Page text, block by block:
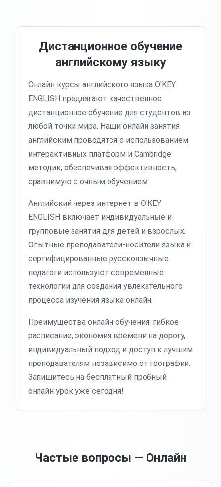
Дистанционное обучение
английскому языку
Онлайн курсы английского языка O'KEY
ENGLISH предлагают качественное
дистанционное обучение для студентов из
любой точки мира. Наши онлайн занятия
английским проводятся с использованием
интерактивных платформ и Cambridge
методик, обеспечивая эффективность,
сравнимую с очным обучением.
Английский через интернет в O'KEY
ENGLISH включает индивидуальные и
групповые занятия для детей и взрослых.
Опытные преподаватели-носители языка и
сертифицированные русскоязычные
педагоги используют современные
технологии для создания увлекательного
процесса изучения языка онлайн.
Преимущества онлайн обучения: гибкое
расписание, экономия времени на дорогу,
индивидуальный подход и доступ к лучшим
преподавателям независимо от географии.
Запишитесь на бесплатный пробный
онлайн урок уже сегодня!
Частые вопросы — Онлайн